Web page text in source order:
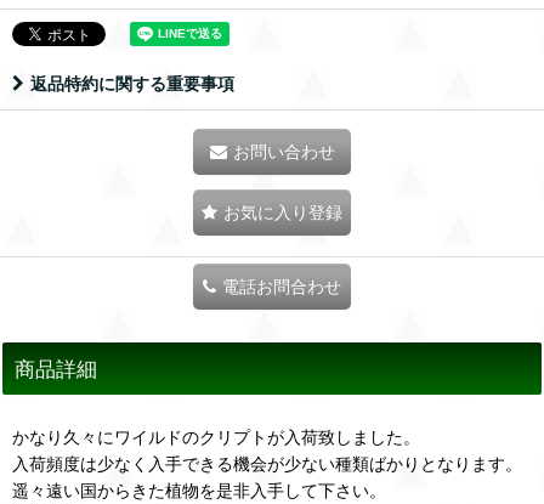
返品特約に関する重要事項
お問い合わせ
お気に入り登録
電話お問合わせ
商品詳細
かなり久々にワイルドのクリプトが入荷致しました。
入荷頻度は少なく入手できる機会が少ない種類ばかりとなります。
遥々遠い国からきた植物を是非入手して下さい。